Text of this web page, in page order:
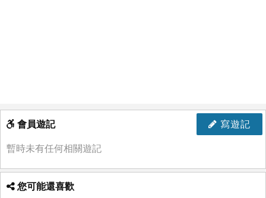
寫遊記
會員遊記
暫時未有任何相關遊記
您可能還喜歡